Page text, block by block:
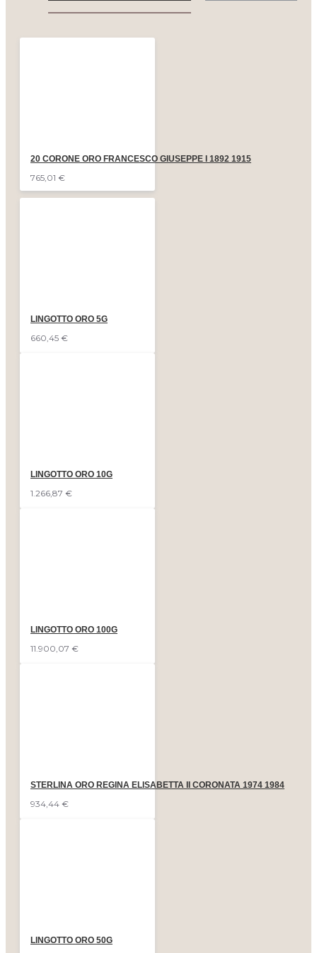
20 CORONE ORO FRANCESCO GIUSEPPE I 1892 1915
765,01 €
LINGOTTO ORO 5G
660,45 €
LINGOTTO ORO 10G
1.266,87 €
LINGOTTO ORO 100G
11.900,07 €
STERLINA ORO REGINA ELISABETTA II CORONATA 1974 1984
934,44 €
LINGOTTO ORO 50G